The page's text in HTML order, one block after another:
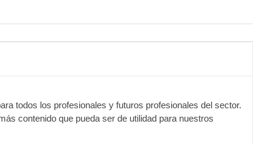
todos los profesionales y futuros profesionales del sector.
contenido que pueda ser de utilidad para nuestros